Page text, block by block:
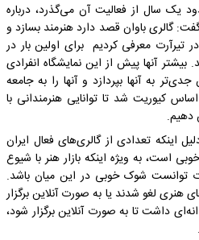
یک سال از فعالیت آن می‌گذرد، درباره
گالری باوان قصد دارد هنرمند بسازد و
تیرآرت معرفی کردیم برای اولین بار در
آنها پیش‌ از این نمایشگاه انفرادی
به آنها بپردازد و آنها را به جامعه
کیوریت شد تا توانایی هنرمندانی با
دهیم.
اینکه تعدادی از گالری‌های فعال ایران
است، به ویژه اینکه بازار هنر با شیوع
توانست شوک خوبی در این میان باشد.
هنری لغو شدند یا به صورت آنلاین برگزار
داشت تا به صورت آنلاین برگزار شود،